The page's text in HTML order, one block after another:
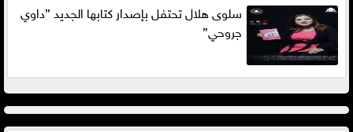
سلوى هلال تحتفل بإصدار كتابها الجديد ”داوي
جروحي”